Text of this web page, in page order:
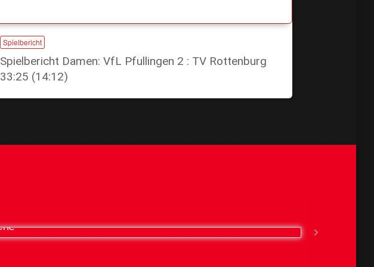
Spielbericht
Spielbericht Damen: VfL Pfullingen 2 : TV Rottenburg
33:25 (14:12)